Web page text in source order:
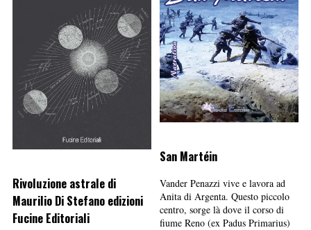
Rivoluzione astrale di
Maurilio Di Stefano edizioni
Fucine Editoriali
San Martéin
Vander Penazzi vive e lavora ad
Anita di Argenta. Questo piccolo
centro, sorge là dove il corso di
fiume Reno (ex Padus Primarius)